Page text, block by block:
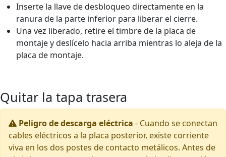
Inserte la llave de desbloqueo directamente en la
ranura de la parte inferior para liberar el cierre.
Una vez liberado, retire el timbre de la placa de
montaje y deslícelo hacia arriba mientras lo aleja de la
placa de montaje.
Quitar la tapa trasera
Peligro de descarga eléctrica - Cuando se conectan
cables eléctricos a la placa posterior, existe corriente
viva en los dos postes de contacto metálicos. Antes de